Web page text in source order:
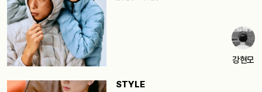
강현모
STYLE